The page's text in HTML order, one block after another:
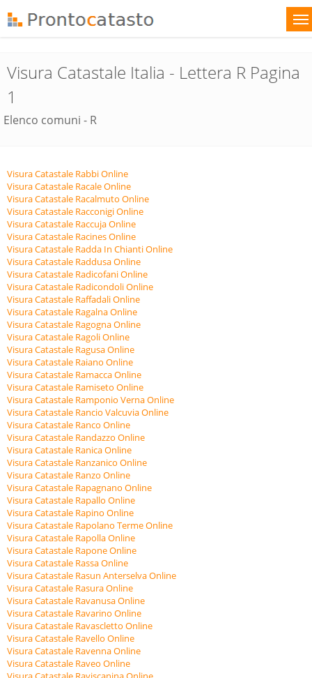
Visura Catastale Italia - Lettera R Pagina
1
Elenco comuni - R
Visura Catastale Rabbi Online
Visura Catastale Racale Online
Visura Catastale Racalmuto Online
Visura Catastale Racconigi Online
Visura Catastale Raccuja Online
Visura Catastale Racines Online
Visura Catastale Radda In Chianti Online
Visura Catastale Raddusa Online
Visura Catastale Radicofani Online
Visura Catastale Radicondoli Online
Visura Catastale Raffadali Online
Visura Catastale Ragalna Online
Visura Catastale Ragogna Online
Visura Catastale Ragoli Online
Visura Catastale Ragusa Online
Visura Catastale Raiano Online
Visura Catastale Ramacca Online
Visura Catastale Ramiseto Online
Visura Catastale Ramponio Verna Online
Visura Catastale Rancio Valcuvia Online
Visura Catastale Ranco Online
Visura Catastale Randazzo Online
Visura Catastale Ranica Online
Visura Catastale Ranzanico Online
Visura Catastale Ranzo Online
Visura Catastale Rapagnano Online
Visura Catastale Rapallo Online
Visura Catastale Rapino Online
Visura Catastale Rapolano Terme Online
Visura Catastale Rapolla Online
Visura Catastale Rapone Online
Visura Catastale Rassa Online
Visura Catastale Rasun Anterselva Online
Visura Catastale Rasura Online
Visura Catastale Ravanusa Online
Visura Catastale Ravarino Online
Visura Catastale Ravascletto Online
Visura Catastale Ravello Online
Visura Catastale Ravenna Online
Visura Catastale Raveo Online